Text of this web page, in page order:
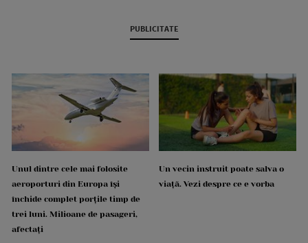
PUBLICITATE
Unul dintre cele mai folosite
aeroporturi din Europa își
închide complet porțile timp de
trei luni. Milioane de pasageri,
afectați
Un vecin instruit poate salva o
viață. Vezi despre ce e vorba